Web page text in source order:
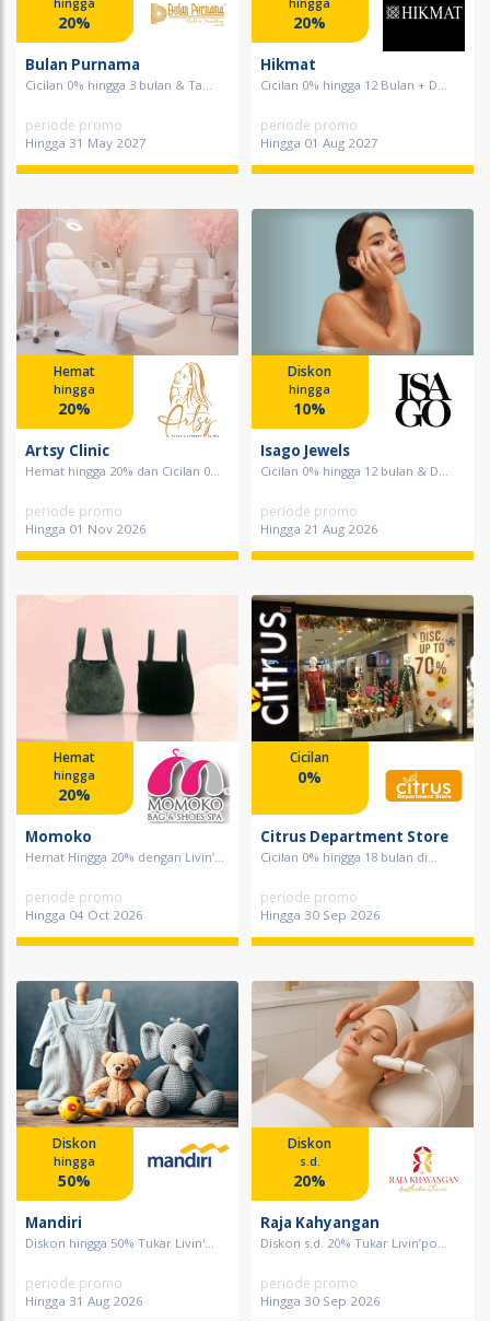
hingga
20%
Bulan Purnama
Cicilan 0% hingga 3 bulan & Ta...
periode promo
Hingga 31 May 2027
hingga
20%
Hikmat
Cicilan 0% hingga 12 Bulan + D...
periode promo
Hingga 01 Aug 2027
Hemat
hingga
20%
Artsy Clinic
Hemat hingga 20% dan Cicilan 0...
periode promo
Hingga 01 Nov 2026
Diskon
hingga
10%
Isago Jewels
Cicilan 0% hingga 12 bulan & D...
periode promo
Hingga 21 Aug 2026
Hemat
hingga
20%
Momoko
Hemat Hingga 20% dengan Livin’...
periode promo
Hingga 04 Oct 2026
Cicilan
0%
Citrus Department Store
Cicilan 0% hingga 18 bulan di...
periode promo
Hingga 30 Sep 2026
Diskon
hingga
50%
Mandiri
Diskon hingga 50% Tukar Livin'...
periode promo
Hingga 31 Aug 2026
Diskon
s.d.
20%
Raja Kahyangan
Diskon s.d. 20% Tukar Livin’po...
periode promo
Hingga 30 Sep 2026